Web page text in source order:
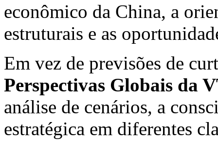
econômico da China, a
estruturais e as
Em vez de previsões de
Perspectivas Globais da
análise de cenários, a
estratégica em diferentes